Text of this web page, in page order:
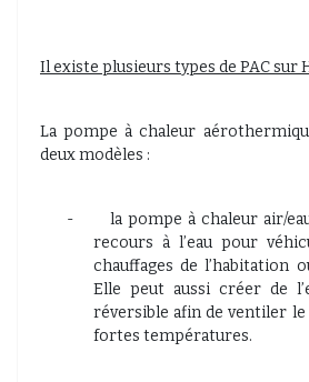
Il existe plusieurs types de PAC sur
La pompe à chaleur
deux modèles :
-
la pompe à chaleur air/
recours à l’eau pour
chauffages de l’habitation
Elle peut aussi créer de
réversible afin de ventiler le
fortes températures.